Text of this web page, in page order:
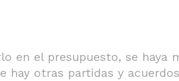
en el presupuesto, se haya
hay otras partidas y